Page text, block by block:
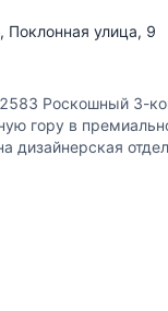
, Поклонная улица, 9
Роскошный 3-
гору в
дизайнерская